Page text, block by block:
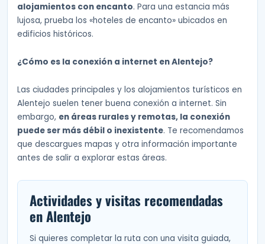
alojamientos con encanto. Para una estancia más
lujosa, prueba los «hoteles de encanto» ubicados en
edificios históricos.
¿Cómo es la conexión a internet en Alentejo?
Las ciudades principales y los alojamientos turísticos en
Alentejo suelen tener buena conexión a internet. Sin
embargo, en áreas rurales y remotas, la conexión
puede ser más débil o inexistente. Te recomendamos
que descargues mapas y otra información importante
antes de salir a explorar estas áreas.
Actividades y visitas recomendadas
en Alentejo
Si quieres completar la ruta con una visita guiada,